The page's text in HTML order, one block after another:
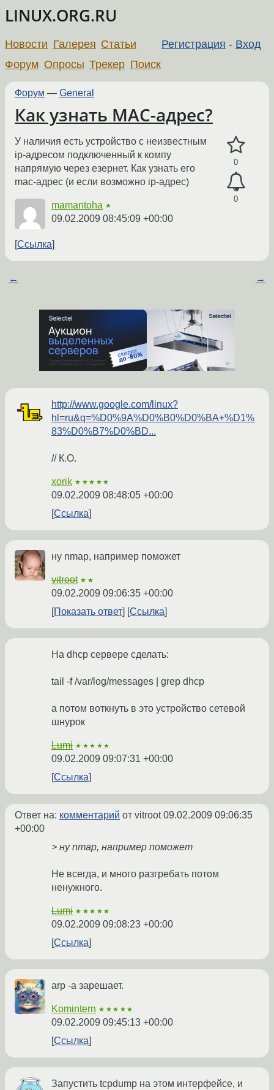
LINUX.ORG.RU
Регистрация - Вход
Новости Галерея Статьи
Форум Опросы Трекер Поиск
Форум — General
Как узнать MAC-адрес?
0
0
У наличия есть устройство с неизвестным
ip-адресом подключенный к компу
напрямую через езернет. Как узнать его
mac-адрес (и если возможно ip-адрес)
mamantoha ★
09.02.2009 08:45:09 +00:00
Ссылка
← →
http://www.google.com/linux?
hl=ru&q=%D0%9A%D0%B0%D0%BA+%D1%
83%D0%B7%D0%BD...
// К.О.
xorik ★★★★★
09.02.2009 08:48:05 +00:00
Ссылка
ну nmap, например поможет
vitroot ★★
09.02.2009 09:06:35 +00:00
Показать ответ
Ссылка
На dhcp сервере сделать:
tail -f /var/log/messages | grep dhcp
а потом воткнуть в это устройство сетевой
шнурок
Lumi ★★★★★
09.02.2009 09:07:31 +00:00
Ссылка
Ответ на: комментарий от vitroot09.02.2009 09:06:35
+00:00
> ну nmap, например поможет
Не всегда, и много разгребать потом
ненужного.
Lumi ★★★★★
09.02.2009 09:08:23 +00:00
Ссылка
arp -a зарешает.
Komintern ★★★★★
09.02.2009 09:45:13 +00:00
Ссылка
Запустить tcpdump на этом интерфейсе, и